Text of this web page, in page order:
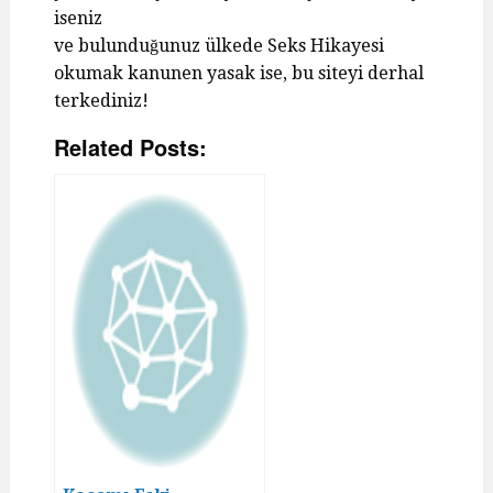
iseniz
ve bulunduğunuz ülkede Seks Hikayesi
okumak kanunen yasak ise, bu siteyi derhal
terkediniz!
Related Posts: